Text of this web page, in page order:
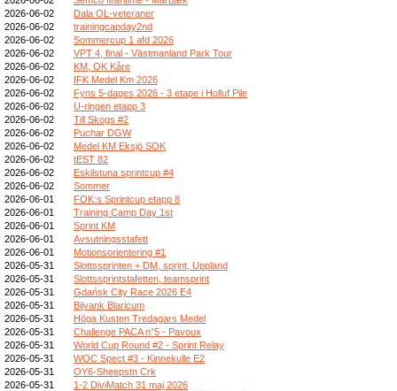
2026-06-02
Dala OL-veteraner
2026-06-02
trainingcapday2nd
2026-06-02
Sommercup 1 afd 2026
2026-06-02
VPT 4, final - Västmanland Park Tour
2026-06-02
KM, OK Kåre
2026-06-02
IFK Medel Km 2026
2026-06-02
Fyns 5-dages 2026 - 3 etape i Holluf Pile
2026-06-02
U-ringen etapp 3
2026-06-02
Till Skogs #2
2026-06-02
Puchar DGW
2026-06-02
Medel KM Eksjö SOK
2026-06-02
tEST 82
2026-06-02
Eskilstuna sprintcup #4
2026-06-02
Sommer
2026-06-01
FOK:s Sprintcup etapp 8
2026-06-01
Training Camp Day 1st
2026-06-01
Sprint KM
2026-06-01
Avsutningsstafett
2026-06-01
Motionsorientering #1
2026-05-31
Slottssprinten + DM, sprint, Uppland
2026-05-31
Slottssprintstafetten, teamsprint
2026-05-31
Gdańsk City Race 2026 E4
2026-05-31
Bijvank Blaricum
2026-05-31
Höga Kusten Tredagars Medel
2026-05-31
Challenge PACA n°5 - Pavoux
2026-05-31
World Cup Round #2 - Sprint Relay
2026-05-31
WOC Spect #3 - Kinnekulle E2
2026-05-31
OY6-Sheepstn Crk
2026-05-31
1-2 DiviMatch 31 maj 2026